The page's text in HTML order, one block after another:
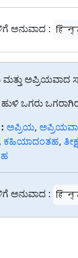
ಅನುವಾದ :
ಮತ್ತು ಅಪ್ರಿಯವಾದ
ಹುಳಿ ಒಗರು
ಅಪ್ರಿಯ,
, ಕಹಿಯಾದಂತಹ, ತೀಕ್ಷ್ಣ
ಅನುವಾದ :